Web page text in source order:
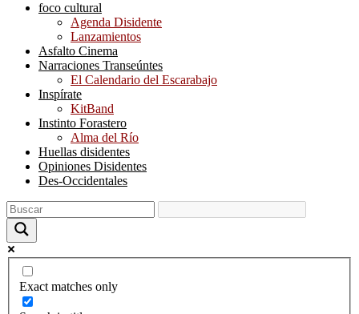
foco cultural
Agenda Disidente
Lanzamientos
Asfalto Cinema
Narraciones Transeúntes
El Calendario del Escarabajo
Inspírate
KitBand
Instinto Forastero
Alma del Río
Huellas disidentes
Opiniones Disidentes
Des-Occidentales
Exact matches only